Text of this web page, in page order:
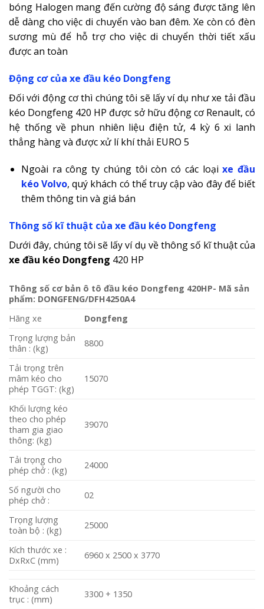
bóng Halogen mang đến cường độ sáng được tăng lên
dễ dàng cho việc di chuyển vào ban đêm. Xe còn có đèn
sương mù để hỗ trợ cho việc di chuyển thời tiết xấu
được an toàn
Động cơ của xe đầu kéo Dongfeng
Đối với động cơ thì chúng tôi sẽ lấy ví dụ như xe tải đầu
kéo Dongfeng 420 HP được sở hữu động cơ Renault, có
hệ thống về phun nhiên liệu điện tử, 4 kỳ 6 xi lanh
thẳng hàng và được xử lí khí thải EURO 5
Ngoài ra công ty chúng tôi còn có các loạixe đầu
kéo Volvo, quý khách có thể truy cập vào đây để biết
thêm thông tin và giá bán
Thông số kĩ thuật của xe đầu kéo Dongfeng
Dưới đây, chúng tôi sẽ lấy ví dụ về thông số kĩ thuật của
xe đầu kéo Dongfeng 420 HP
Thông số cơ bản ô tô đầu kéo Dongfeng 420HP- Mã sản
phẩm: DONGFENG/DFH4250A4
Hãng xe
Dongfeng
Trọng lượng bản
thân : (kg)
8800
Tải trọng trên
mâm kéo cho
phép TGGT: (kg)
15070
Khối lượng kéo
theo cho phép
tham gia giao
thông: (kg)
39070
Tải trọng cho
phép chở : (kg)
24000
Số người cho
phép chở :
02
Trọng lượng
toàn bộ : (kg)
25000
Kích thước xe :
DxRxC (mm)
6960 x 2500 x 3770
Khoảng cách
trục : (mm)
3300 + 1350